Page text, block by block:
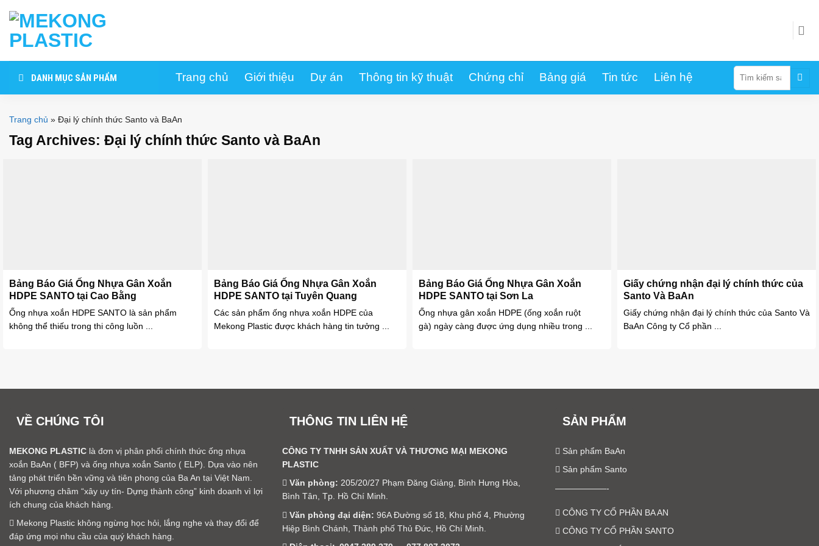
content
DANH MỤC SẢN PHẨM Trang chủ Giới thiệu Dự án Thông tin kỹ thuật Chứng chỉ Bảng giá Tin tức Liên hệ
Tìm
kiếm:
Trang chủ » Đại lý chính thức Santo và BaAn
Tag Archives: Đại lý chính thức Santo và BaAn
Bảng Báo Giá Ống Nhựa Gân Xoắn
HDPE SANTO tại Cao Bằng
Ống nhựa xoắn HDPE SANTO là sản phẩm
không thể thiếu trong thi công luồn ...
Bảng Báo Giá Ống Nhựa Gân Xoắn
HDPE SANTO tại Tuyên Quang
Các sản phẩm ống nhựa xoắn HDPE của
Mekong Plastic được khách hàng tin tưởng ...
Bảng Báo Giá Ống Nhựa Gân Xoắn
HDPE SANTO tại Sơn La
Ống nhựa gân xoắn HDPE (ống xoắn ruột
gà) ngày càng được ứng dụng nhiều trong ...
Giấy chứng nhận đại lý chính thức của
Santo Và BaAn
Giấy chứng nhận đại lý chính thức của Santo Và
BaAn Công ty Cổ phần ...
VỀ CHÚNG TÔI
MEKONG PLASTIC là đơn vị phân phối chính thức ống nhựa
xoắn BaAn ( BFP) và ống nhựa xoắn Santo ( ELP). Dựa vào nên
tảng phát triển bền vững và tiên phong của Ba An tại Việt Nam.
Với phương châm “xây uy tín- Dựng thành công” kinh doanh vì lợi
ích chung của khách hàng.
Mekong Plastic không ngừng học hỏi, lắng nghe và thay đổi để
đáp ứng mọi nhu cầu của quý khách hàng.
THÔNG TIN LIÊN HỆ
CÔNG TY TNHH SẢN XUẤT VÀ THƯƠNG MẠI MEKONG
PLASTIC
Văn phòng: 205/20/27 Phạm Đăng Giảng, Bình Hưng Hòa,
Bình Tân, Tp. Hồ Chí Minh.
Văn phòng đại diện: 96A Đường số 18, Khu phố 4, Phường
Hiệp Bình Chánh, Thành phố Thủ Đức, Hồ Chí Minh.
SẢN PHẨM
Sản phẩm BaAn
Sản phẩm Santo
——————-
CÔNG TY CỔ PHẦN BA AN
CÔNG TY CỔ PHẦN SANTO